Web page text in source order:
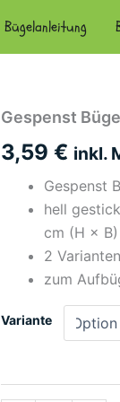
Bügelanleitung
Gespenst
3,59 € inkl.
Gespenst
hell
cm (H × B)
2
zum
Variante